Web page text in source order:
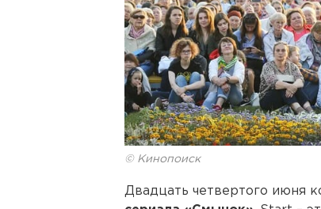
© Кинопоиск
Двадцать четвертого июня